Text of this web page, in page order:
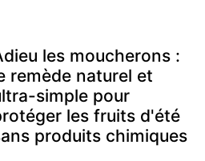
les moucherons :
remède naturel et
simple pour
les fruits d'été
produits chimiques